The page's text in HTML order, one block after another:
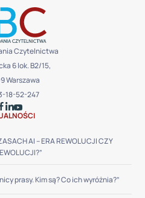
Czytelnictwa
6 lok. B2/15,
Warszawa
18-52-247
AI – ERA REWOLUCJI CZY
EWOLUCJI?”
prasy. Kim są? Co ich wyróżnia?”